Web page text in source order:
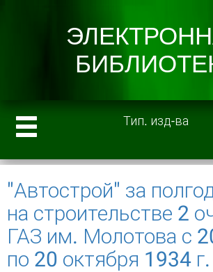
Тип. изд-ва
"Автострой" за
на строительстве 2
ГАЗ им. Молотова с
по 20 октября 1934 г.